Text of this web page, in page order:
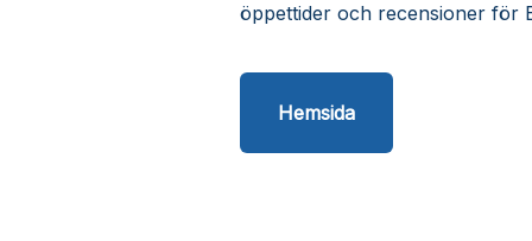
öppettider och recensioner för
Hemsida